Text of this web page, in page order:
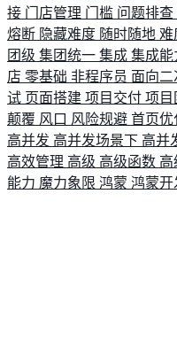
接 门店管理 门槛 问题排查
熔断 隐藏难度 随时随地 难
团级 集团统一 集成 集成能
店 零基础 非程序员 面向二
试 页面搭建 项目交付 项目
颠覆 风口 风险规避 首页优
高并发 高并发场景下 高并
高效管理 高级 高级函数 高
能力 魔力象限 鸿蒙 鸿蒙开